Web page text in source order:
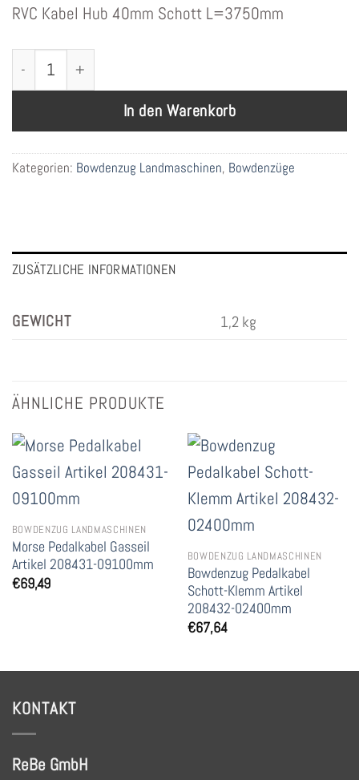
RVC Kabel Hub 40mm Schott L=3750mm
Bowdenzug RVC Kabel Hub 40 Schott Artikel 209491-
In den Warenkorb
Kategorien: Bowdenzug Landmaschinen, Bowdenzüge
ZUSÄTZLICHE INFORMATIONEN
GEWICHT 1,2 kg
ÄHNLICHE PRODUKTE
BOWDENZUG LANDMASCHINEN
Morse Pedalkabel Gasseil
Artikel 208431-09100mm
€69,49
BOWDENZUG LANDMASCHINEN
Bowdenzug Pedalkabel
Schott-Klemm Artikel
208432-02400mm
€67,64
KONTAKT
ReBe GmbH